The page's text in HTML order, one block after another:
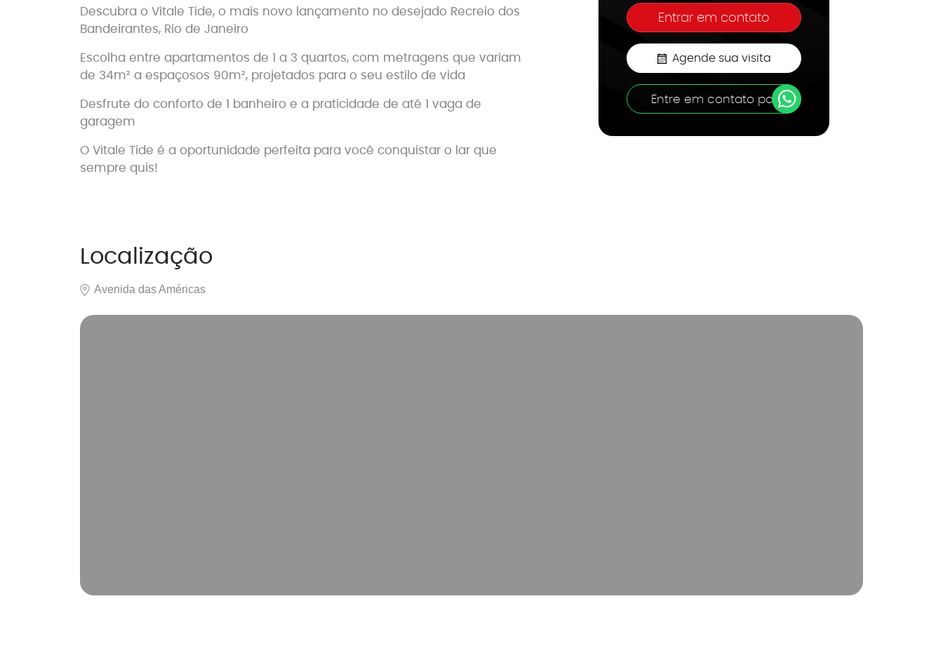
Descubra o Vitale Tide, o mais novo lançamento no desejado Recreio dos
Bandeirantes, Rio de Janeiro
Escolha entre apartamentos de 1 a 3 quartos, com metragens que variam
de 34m² a espaçosos 90m², projetados para o seu estilo de vida
Desfrute do conforto de 1 banheiro e a praticidade de até 1 vaga de
garagem
O Vitale Tide é a oportunidade perfeita para você conquistar o lar que
sempre quis!
Agende sua visita
Entre em contato por
Localização
Avenida das Américas